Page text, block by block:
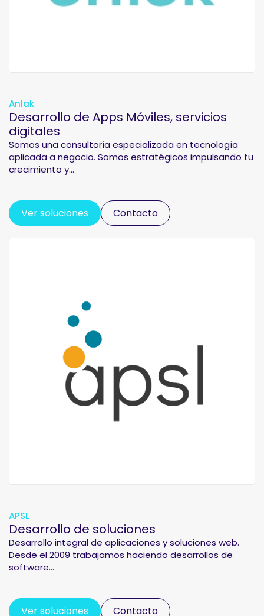
Anlak
Desarrollo de Apps Móviles, servicios
digitales
Somos una consultoría especializada en tecnología
aplicada a negocio. Somos estratégicos impulsando tu
crecimiento y...
Ver soluciones Contacto
APSL
Desarrollo de soluciones
Desarrollo integral de aplicaciones y soluciones web.
Desde el 2009 trabajamos haciendo desarrollos de
software...
Ver soluciones Contacto